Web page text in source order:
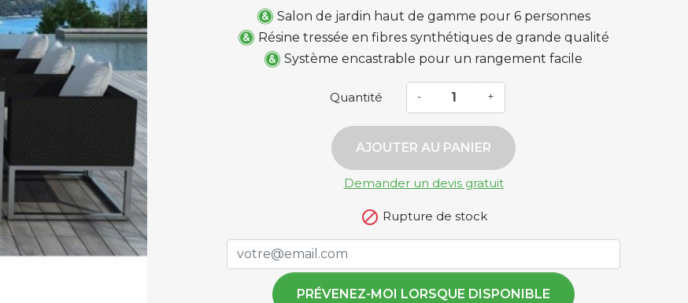
Salon de jardin haut de gamme pour 6 personnes
Résine tressée en fibres synthétiques de grande qualité
Système encastrable pour un rangement facile
Quantité - +
AJOUTER AU PANIER
Demander un devis gratuit
 Rupture de stock
PRÉVENEZ-MOI LORSQUE DISPONIBLE